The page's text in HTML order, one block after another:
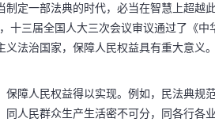
制定一部法典的时代，必当在智慧上超越
十三届全国人大三次会议审议通过了《
法治国家，保障人民权益具有重大意义
障人民权益得以实现。例如，民法典规
人民群众生产生活密不可分，同各行各